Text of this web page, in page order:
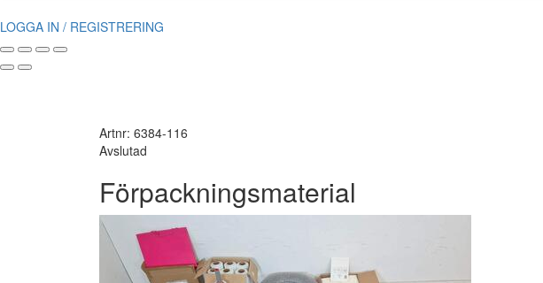
LOGGA IN / REGISTRERING
Artnr: 6384-116
Avslutad
Förpackningsmaterial